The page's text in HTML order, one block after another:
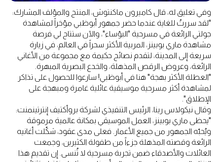
وفي تعليق له، قال كاميرون ماكنتوش، المنتج والمؤلف المشارك:
"لقد سررتُ للغاية عندما حضر جمهور أبوظبي مؤخراً لمشاهدة
جولتي الرائعة في مسرحية "البؤساء"، والآن ستتاح لي فرصة
مشاهدة ماري بوبينز، المربية الأكثر سحراً في العالم، في زيارة
سريعة إلى المدينة، لتقدم نصائح حكيمة مع مجموعة من الأغاني
الرائعة، وعروض الرقص المذهلة، والخدع البصرية المبهرة.
"العطلة الأكثر بهجة" هنا في أبوظبي! سارعوا للحصول على تذاكر
لمشاهدة أكثر مسرحية موسيقية عائلية غامرة ومبهجة على
الإطلاق".
وقال نيكولاس رينا، الرئيس التنفيذي لشركة بروأكتيف إنترتينمنت:
"يحظى ماري بوبينز، العمل الموسيقي بمكانة عالمية مرموقة
ويُحبّه الجمهور من جميع الأعمار. فعلى مدى عقود، شكّلت أغانيه
الرائعة وقصته المذهلة جزءاً من طفولة الكثيرين، وجمعت
العائلات والأصدقاء ضمن تجربة مسرحية لا تُنسى. إن تقديم هذا